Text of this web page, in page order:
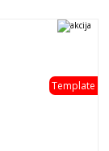
- 0 %
template
Template